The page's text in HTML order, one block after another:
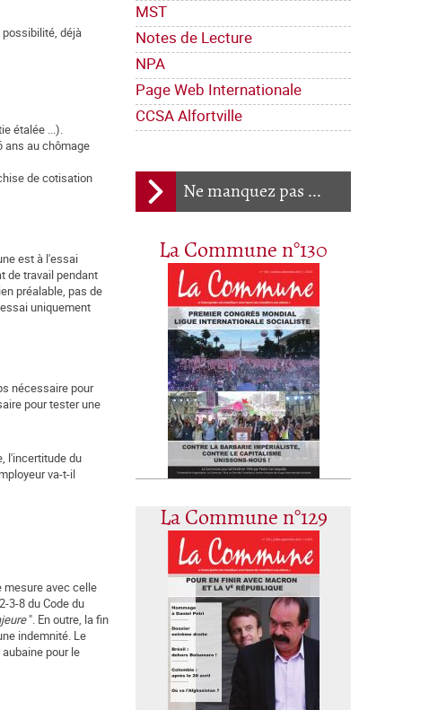
MST
Notes de Lecture
NPA
Page Web Internationale
CCSA Alfortville
Ne manquez pas ...
La Commune n°130
La Commune n°129
possibilité, déjà
étalée ...).
ans au chômage
de cotisation
est à l'essai
de travail pendant
préalable, pas de
uniquement
nécessaire pour
pour tester une
l'incertitude du
va-t-il
mesure avec celle
3-8 du Code du
". En outre, la fin
indemnité. Le
pour le